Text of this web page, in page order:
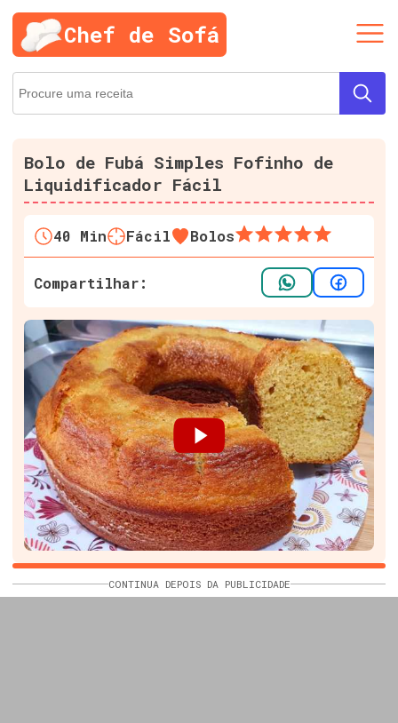
Chef de Sofá
Bolo de Fubá Simples Fofinho de
Liquidificador Fácil
40 Min Fácil Bolos
Compartilhar:
CONTINUA DEPOIS DA PUBLICIDADE